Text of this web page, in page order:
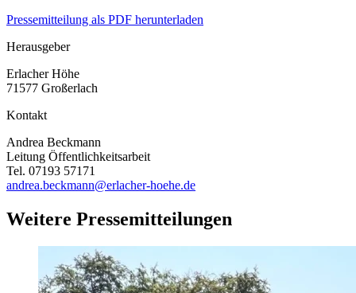
Pressemitteilung als PDF herunterladen
Herausgeber
Erlacher Höhe
71577 Großerlach
Kontakt
Andrea Beckmann
Leitung Öffentlichkeitsarbeit
Tel. 07193 57171
andrea.beckmann@erlacher-hoehe.de
Weitere Pressemitteilungen